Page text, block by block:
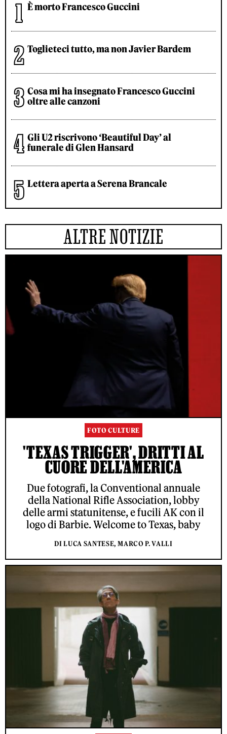
È morto Francesco Guccini
Toglieteci tutto, ma non Javier Bardem
Cosa mi ha insegnato Francesco Guccini
oltre alle canzoni
Gli U2 riscrivono ‘Beautiful Day’ al
funerale di Glen Hansard
Lettera aperta a Serena Brancale
ALTRE NOTIZIE
FOTO CULTURE
'TEXAS TRIGGER', DRITTI AL
CUORE DELL'AMERICA
Due fotografi, la Conventional annuale
della National Rifle Association, lobby
delle armi statunitense, e fucili AK con il
logo di Barbie. Welcome to Texas, baby
DI LUCA SANTESE, MARCO P. VALLI